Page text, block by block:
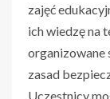
zajęć
ich wiedzę na
organizowane
zasad
Uczestnicy